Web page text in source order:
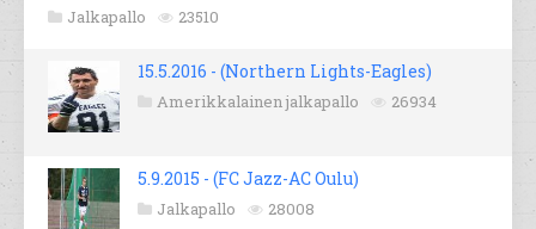
Jalkapallo 23510
15.5.2016 - (Northern Lights-Eagles)
Amerikkalainen jalkapallo 26934
5.9.2015 - (FC Jazz-AC Oulu)
Jalkapallo 28008